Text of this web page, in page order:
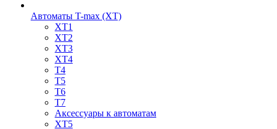
Автоматы T-max (XT)
XT1
XT2
XT3
XT4
T4
T5
T6
T7
Аксессуары к автоматам
XT5